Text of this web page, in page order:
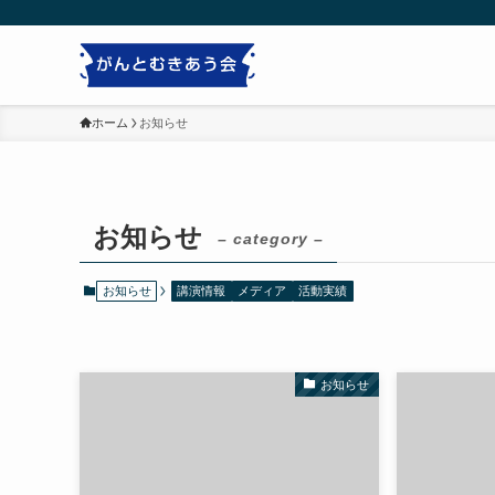
ホーム お知らせ
お知らせ – category –
お知らせ 講演情報 メディア 活動実績
お知らせ